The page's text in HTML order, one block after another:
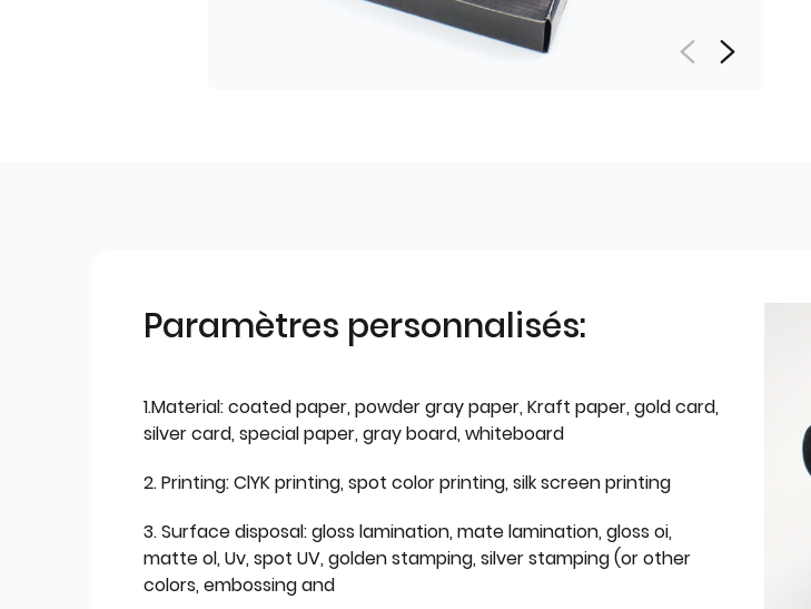
Paramètres personnalisés:
1.Material: coated paper, powder gray paper, Kraft paper, gold card,
silver card, special paper, gray board, whiteboard
2. Printing: ClYK printing, spot color printing, silk screen printing
3. Surface disposal: gloss lamination, mate lamination, gloss oi,
matte ol, Uv, spot UV, golden stamping, silver stamping (or other
colors, embossing and